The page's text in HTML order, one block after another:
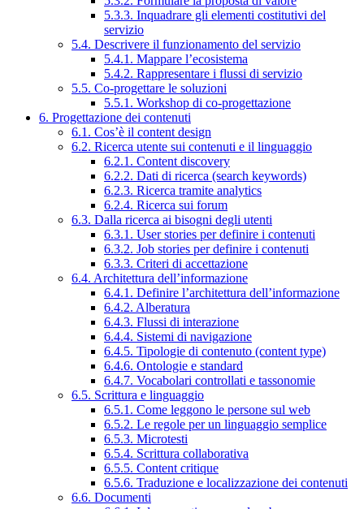
5.3.3. Inquadrare gli elementi costitutivi del
servizio
5.4. Descrivere il funzionamento del servizio
5.4.1. Mappare l’ecosistema
5.4.2. Rappresentare i flussi di servizio
5.5. Co-progettare le soluzioni
5.5.1. Workshop di co-progettazione
6. Progettazione dei contenuti
6.1. Cos’è il content design
6.2. Ricerca utente sui contenuti e il linguaggio
6.2.1. Content discovery
6.2.2. Dati di ricerca (search keywords)
6.2.3. Ricerca tramite analytics
6.2.4. Ricerca sui forum
6.3. Dalla ricerca ai bisogni degli utenti
6.3.1. User stories per definire i contenuti
6.3.2. Job stories per definire i contenuti
6.3.3. Criteri di accettazione
6.4. Architettura dell’informazione
6.4.1. Definire l’architettura dell’informazione
6.4.2. Alberatura
6.4.3. Flussi di interazione
6.4.4. Sistemi di navigazione
6.4.5. Tipologie di contenuto (content type)
6.4.6. Ontologie e standard
6.4.7. Vocabolari controllati e tassonomie
6.5. Scrittura e linguaggio
6.5.1. Come leggono le persone sul web
6.5.2. Le regole per un linguaggio semplice
6.5.3. Microtesti
6.5.4. Scrittura collaborativa
6.5.5. Content critique
6.5.6. Traduzione e localizzazione dei contenuti
6.6. Documenti